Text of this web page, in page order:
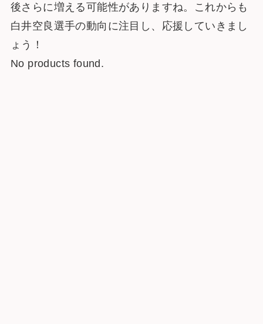
後さらに増える可能性がありますね。これからも
白井空良選手の動向に注目し、応援していきまし
ょう！
No products found.